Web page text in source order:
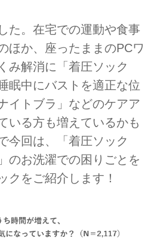
た。在宅での運動や⾷事
ほか、座ったままのPCワ
み解消に「着圧ソック
眠中にバストを適正な位
イトブラ」などのケアア
いる方も増えているかも
今回は、「着圧ソック
のお洗濯での困りごとを
クをご紹介します！